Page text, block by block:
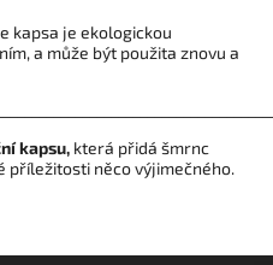
kapsa je ekologickou
a může být použita znovu a
kapsu, která přidá šmrnc
příležitosti něco výjimečného.